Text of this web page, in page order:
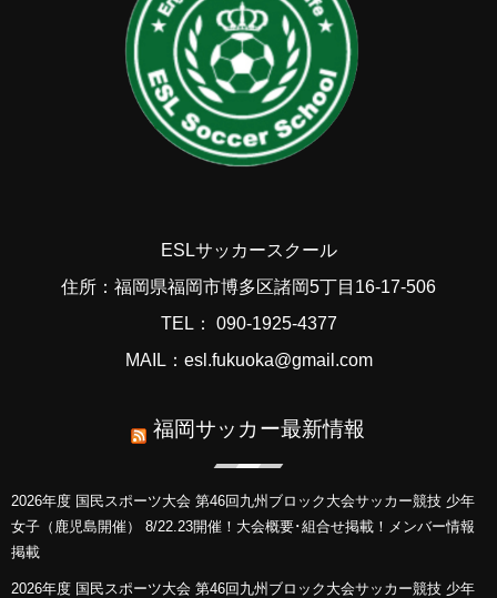
ESLサッカースクール
住所：福岡県福岡市博多区諸岡5丁目16-17-506
TEL： 090-1925-4377
MAIL：esl.fukuoka@gmail.com
福岡サッカー最新情報
2026年度 国民スポーツ大会 第46回九州ブロック大会サッカー競技 少年
女子（鹿児島開催） 8/22.23開催！大会概要･組合せ掲載！メンバー情報
掲載
2026年度 国民スポーツ大会 第46回九州ブロック大会サッカー競技 少年